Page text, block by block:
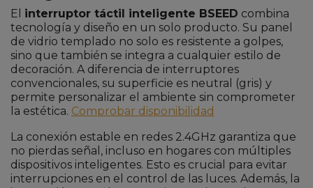
El interruptor táctil inteligente BSEED combina
tecnología y diseño en un solo producto. Su panel
de vidrio templado no solo es resistente a golpes,
sino que también se integra a cualquier estilo de
decoración. A diferencia de interruptores
convencionales, su superficie es neutral (gris) y
permite personalizar el ambiente sin comprometer
la estética. Comprobar disponibilidad
La conexión estable en redes 2.4GHz garantiza que
no pierdas señal, incluso en hogares con múltiples
dispositivos inteligentes. Esto es crucial para evitar
interrupciones en el control de las luces. Además, la